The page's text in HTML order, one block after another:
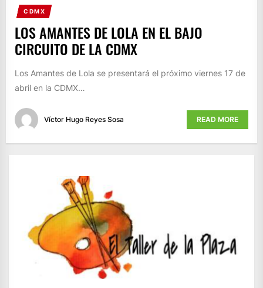
CDMX
LOS AMANTES DE LOLA EN EL BAJO
CIRCUITO DE LA CDMX
Los Amantes de Lola se presentará el próximo viernes 17 de
abril en la CDMX…
Víctor Hugo Reyes Sosa READ MORE